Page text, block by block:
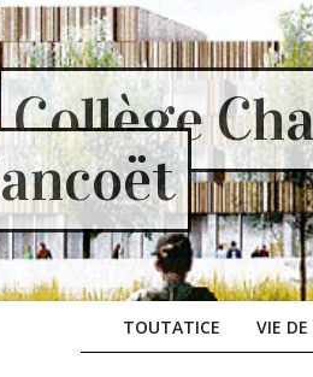
Collège
TOUTATICE VIE DE